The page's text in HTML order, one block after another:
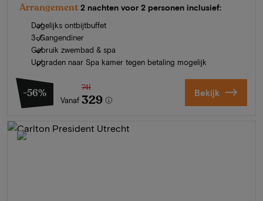
Arrangement 2 nachten voor 2 personen inclusief:
Dagelijks ontbijtbuffet
3-Gangendiner
Gebruik zwembad & spa
Upgraden naar Spa kamer tegen betaling mogelijk
-56%
Vanaf
741
329 Bekijk